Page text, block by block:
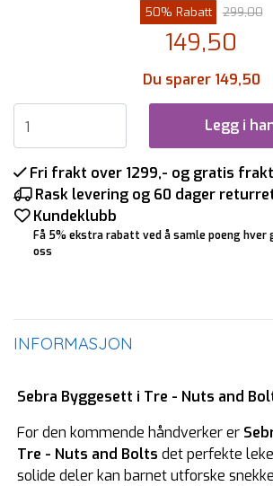
50% Rabatt 299,00
149,50
Du sparer 149,50
Legg i
Fri frakt over 1299,- og gratis
Rask levering og 60 dager
Kundeklubb
Få 5% ekstra rabatt ved å samle poeng hver
oss
INFORMASJON
Sebra Byggesett i Tre - Nuts and
For den kommende håndverker er
Tre - Nuts and Bolts det perfekte
solide deler kan barnet utforske